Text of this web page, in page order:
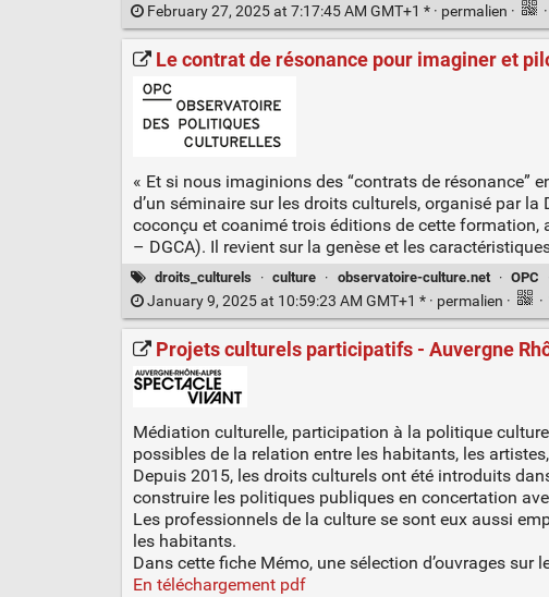
February 27, 2025 at 7:17:45 AM GMT+1 * · permalien · ·
Le contrat de résonance pour imaginer et
« Et si nous imaginions des “contrats de résonance”
d’un séminaire sur les droits culturels, organisé par
coconçu et coanimé trois éditions de cette formation,
– DGCA). Il revient sur la genèse et les
droits_culturels · culture · observatoire-culture.net · OPC
January 9, 2025 at 10:59:23 AM GMT+1 * · permalien · ·
Projets culturels participatifs - Auvergne
Médiation culturelle, participation à la politique
possibles de la relation entre les habitants, les
Depuis 2015, les droits culturels ont été introduits
construire les politiques publiques en concertation
Les professionnels de la culture se sont eux aussi
les habitants.
Dans cette fiche Mémo, une sélection d’ouvrages
En téléchargement pdf